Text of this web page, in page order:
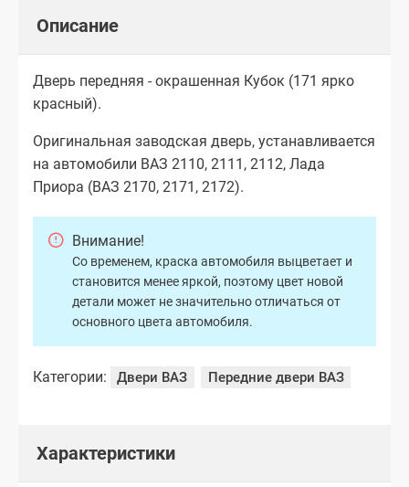
Описание
Дверь передняя - окрашенная Кубок (171 ярко
красный).
Оригинальная заводская дверь, устанавливается
на автомобили ВАЗ 2110, 2111, 2112, Лада
Приора (ВАЗ 2170, 2171, 2172).
Внимание!
Со временем, краска автомобиля выцветает и
становится менее яркой, поэтому цвет новой
детали может не значительно отличаться от
основного цвета автомобиля.
Категории: Двери ВАЗ Передние двери ВАЗ
Характеристики